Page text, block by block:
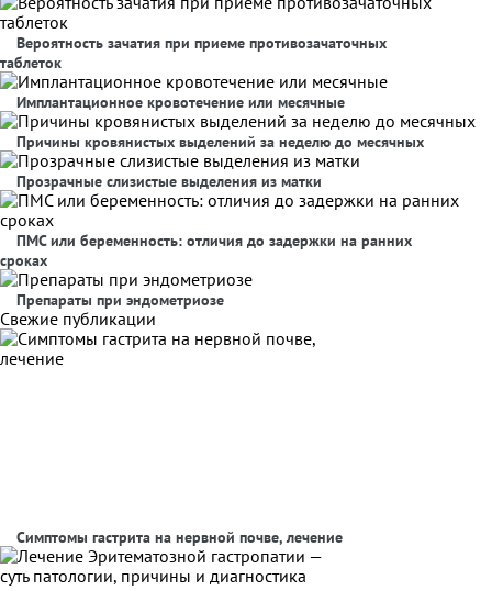
Вероятность зачатия при приеме противозачаточных
таблеток
Имплантационное кровотечение или месячные
Причины кровянистых выделений за неделю до месячных
Прозрачные слизистые выделения из матки
ПМС или беременность: отличия до задержки на ранних
сроках
Препараты при эндометриозе
Свежие публикации
Симптомы гастрита на нервной почве, лечение